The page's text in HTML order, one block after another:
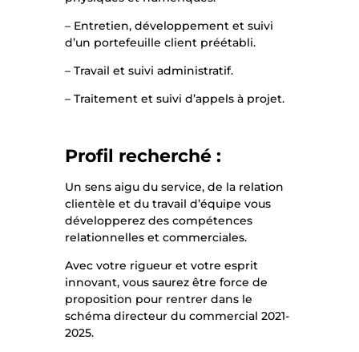
– Entretien, développement et suivi
d’un portefeuille client préétabli.
– Travail et suivi administratif.
– Traitement et suivi d’appels à projet.
Profil recherché :
Un sens aigu du service, de la relation
clientèle et du travail d’équipe vous
développerez des compétences
relationnelles et commerciales.
Avec votre rigueur et votre esprit
innovant, vous saurez être force de
proposition pour rentrer dans le
schéma directeur du commercial 2021-
2025.